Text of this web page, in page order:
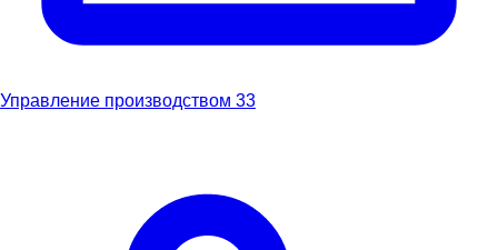
Управление производством 33